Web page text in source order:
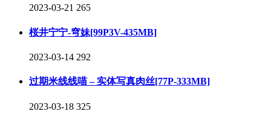
2023-03-21 265
桜井宁宁-穹妹[99P3V-435MB]
2023-03-14 292
过期米线线喵 – 实体写真肉丝[77P-333MB]
2023-03-18 325